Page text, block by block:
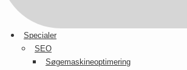
Specialer
SEO
Søgemaskineoptimering